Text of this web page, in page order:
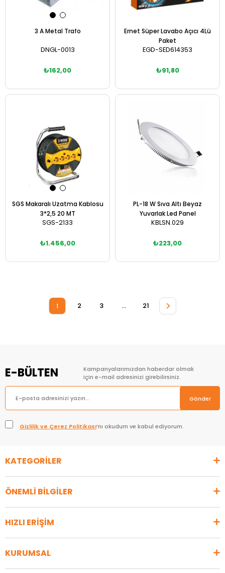
3 A Metal Trafo
DNGL-0013
₺162,00
Ernet Süper Lavabo Açıcı 4Lü
Paket
EGD-SED614353
₺91,80
SGS Makaralı Uzatma Kablosu
3*2,5 20 MT
SGS-2133
₺1.456,00
PL-18 W Sıva Altı Beyaz
Yuvarlak Led Panel
KBLSN.029
₺223,00
1 2 3 ... 21 >
E-BÜLTEN
Kampanyalarımızdan haberdar olmak
için e-mail adresinizi girebilirsiniz.
Gönder
Gizlilik ve Çerez Politikası’nı okudum ve kabul ediyorum.
KATEGORİLER
ÖNEMLİ BİLGİLER
HIZLI ERİŞİM
KURUMSAL